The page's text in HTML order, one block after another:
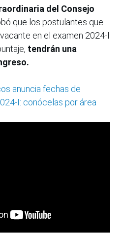
del Consejo
que los postulantes que
en el examen 2024-I
tendrán una
anuncia fechas de
I: conócelas por área